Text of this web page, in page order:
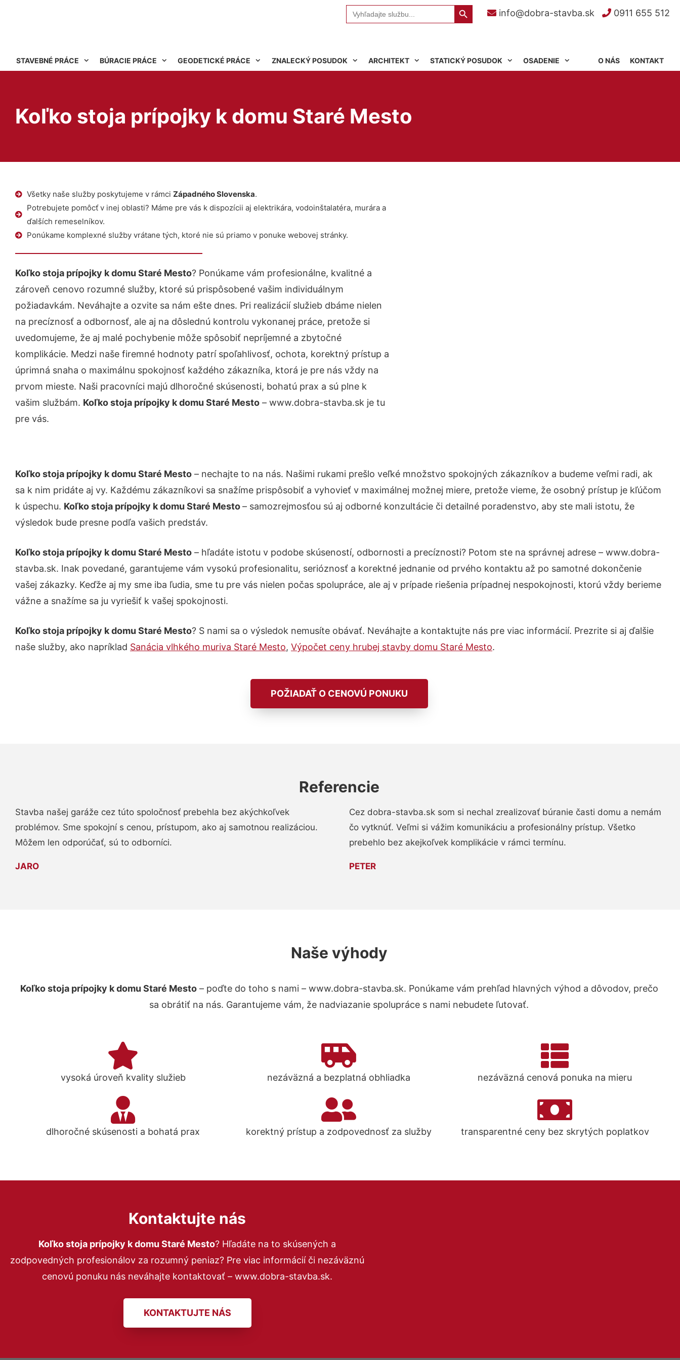
info@dobra-stavba.sk 0911 655 512
Search
for:
Search Button
STAVEBNÉ PRÁCE BÚRACIE PRÁCE GEODETICKÉ PRÁCE ZNALECKÝ POSUDOK ARCHITEKT STATICKÝ POSUDOK OSADENIE KONTAKT
O NÁS
Koľko stoja prípojky k domu Staré Mesto
Všetky naše služby poskytujeme v rámci Západného Slovenska.
Potrebujete pomôcť v inej oblasti? Máme pre vás k dispozícii aj elektrikára, vodoinštalatéra, murára a
ďalších remeselníkov.
Ponúkame komplexné služby vrátane tých, ktoré nie sú priamo v ponuke webovej stránky.
Koľko stoja prípojky k domu Staré Mesto? Ponúkame vám profesionálne, kvalitné a
zároveň cenovo rozumné služby, ktoré sú prispôsobené vašim individuálnym
požiadavkám. Neváhajte a ozvite sa nám ešte dnes. Pri realizácií služieb dbáme nielen
na precíznosť a odbornosť, ale aj na dôslednú kontrolu vykonanej práce, pretože si
uvedomujeme, že aj malé pochybenie môže spôsobiť nepríjemné a zbytočné
komplikácie. Medzi naše firemné hodnoty patrí spoľahlivosť, ochota, korektný prístup a
úprimná snaha o maximálnu spokojnosť každého zákazníka, ktorá je pre nás vždy na
prvom mieste. Naši pracovníci majú dlhoročné skúsenosti, bohatú prax a sú plne k
vašim službám. Koľko stoja prípojky k domu Staré Mesto – www.dobra-stavba.sk je tu
pre vás.
Koľko stoja prípojky k domu Staré Mesto – nechajte to na nás. Našimi rukami prešlo veľké množstvo spokojných zákazníkov a budeme veľmi radi, ak
sa k nim pridáte aj vy. Každému zákazníkovi sa snažíme prispôsobiť a vyhovieť v maximálnej možnej miere, pretože vieme, že osobný prístup je kľúčom
k úspechu. Koľko stoja prípojky k domu Staré Mesto– samozrejmosťou sú aj odborné konzultácie či detailné poradenstvo, aby ste mali istotu, že
výsledok bude presne podľa vašich predstáv.
Koľko stoja prípojky k domu Staré Mesto – hľadáte istotu v podobe skúseností, odbornosti a precíznosti? Potom ste na správnej adrese – www.dobra-
stavba.sk. Inak povedané, garantujeme vám vysokú profesionalitu, serióznosť a korektné jednanie od prvého kontaktu až po samotné dokončenie
vašej zákazky. Keďže aj my sme iba ľudia, sme tu pre vás nielen počas spolupráce, ale aj v prípade riešenia prípadnej nespokojnosti, ktorú vždy berieme
vážne a snažíme sa ju vyriešiť k vašej spokojnosti.
Koľko stoja prípojky k domu Staré Mesto? S nami sa o výsledok nemusíte obávať. Neváhajte a kontaktujte nás pre viac informácií. Prezrite si aj ďalšie
naše služby, ako napríklad Sanácia vlhkého muriva Staré Mesto, Výpočet ceny hrubej stavby domu Staré Mesto.
POŽIADAŤ O CENOVÚ PONUKU
Referencie
Stavba našej garáže cez túto spoločnosť prebehla bez akýchkoľvek
problémov. Sme spokojní s cenou, prístupom, ako aj samotnou realizáciou.
Môžem len odporúčať, sú to odborníci.
JARO
Cez dobra-stavba.sk som si nechal zrealizovať búranie časti domu a nemám
čo vytknúť. Veľmi si vážim komunikáciu a profesionálny prístup. Všetko
prebehlo bez akejkoľvek komplikácie v rámci termínu.
PETER
Naše výhody
Koľko stoja prípojky k domu Staré Mesto– poďte do toho s nami – www.dobra-stavba.sk. Ponúkame vám prehľad hlavných výhod a dôvodov, prečo
sa obrátiť na nás. Garantujeme vám, že nadviazanie spolupráce s nami nebudete ľutovať.
vysoká úroveň kvality služieb nezáväzná a bezplatná obhliadka nezáväzná cenová ponuka na mieru
dlhoročné skúsenosti a bohatá prax korektný prístup a zodpovednosť za služby transparentné ceny bez skrytých poplatkov
Kontaktujte nás
Koľko stoja prípojky k domu Staré Mesto? Hľadáte na to skúsených a
zodpovedných profesionálov za rozumný peniaz? Pre viac informácií či nezáväznú
cenovú ponuku nás neváhajte kontaktovať – www.dobra-stavba.sk.
KONTAKTUJTE NÁS